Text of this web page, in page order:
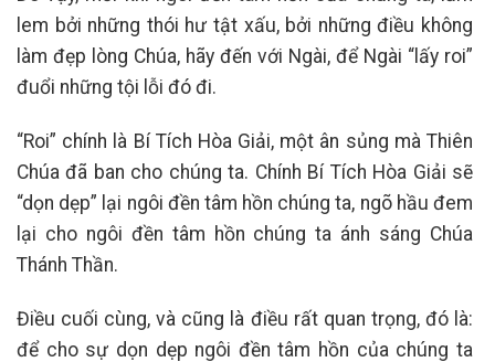
lem bởi những thói hư tật xấu, bởi những điều không
làm đẹp lòng Chúa, hãy đến với Ngài, để Ngài “lấy roi”
đuổi những tội lỗi đó đi.
“Roi” chính là Bí Tích Hòa Giải, một ân sủng mà Thiên
Chúa đã ban cho chúng ta. Chính Bí Tích Hòa Giải sẽ
“dọn dẹp” lại ngôi đền tâm hồn chúng ta, ngõ hầu đem
lại cho ngôi đền tâm hồn chúng ta ánh sáng Chúa
Thánh Thần.
Điều cuối cùng, và cũng là điều rất quan trọng, đó là:
để cho sự dọn dẹp ngôi đền tâm hồn của chúng ta